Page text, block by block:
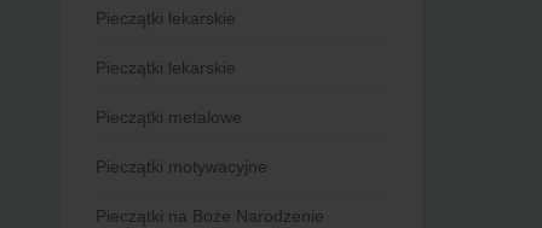
Pieczątki lekarskie
Pieczątki lekarskie
Pieczątki metalowe
Pieczątki motywacyjne
Pieczątki na Boże Narodzenie